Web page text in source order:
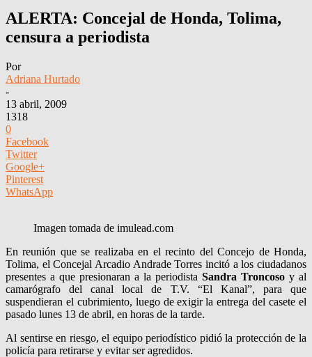
ALERTA: Concejal de Honda, Tolima,
censura a periodista
Por
Adriana Hurtado
-
13 abril, 2009
1318
0
Facebook
Twitter
Google+
Pinterest
WhatsApp
Imagen tomada de imulead.com
En reunión que se realizaba en el recinto del Concejo de Honda,
Tolima, el Concejal Arcadio Andrade Torres incitó a los ciudadanos
presentes a que presionaran a la periodista Sandra Troncoso y al
camarógrafo del canal local de T.V. “El Kanal”, para que
suspendieran el cubrimiento, luego de exigir la entrega del casete el
pasado lunes 13 de abril, en horas de la tarde.
Al sentirse en riesgo, el equipo periodístico pidió la protección de la
policía para retirarse y evitar ser agredidos.